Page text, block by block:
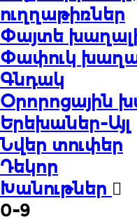
ուղղաթիռներ
Փայտե
Փափուկ
Գնդակ
Օրորոցային
Երեխաներ-Այլ
Նվեր տուփեր
Դեկոր
Խանութներ
0-9